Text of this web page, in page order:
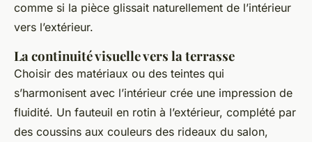
comme si la pièce glissait naturellement de l’intérieur
vers l’extérieur.
La continuité visuelle vers la terrasse
Choisir des matériaux ou des teintes qui
s’harmonisent avec l’intérieur crée une impression de
fluidité. Un fauteuil en rotin à l’extérieur, complété par
des coussins aux couleurs des rideaux du salon,